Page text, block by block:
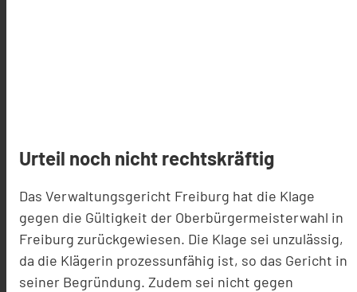
Urteil noch nicht rechtskräftig
Das Verwaltungsgericht Freiburg hat die Klage
gegen die Gültigkeit der Oberbürgermeisterwahl in
Freiburg zurückgewiesen. Die Klage sei unzulässig,
da die Klägerin prozessunfähig ist, so das Gericht in
seiner Begründung. Zudem sei nicht gegen